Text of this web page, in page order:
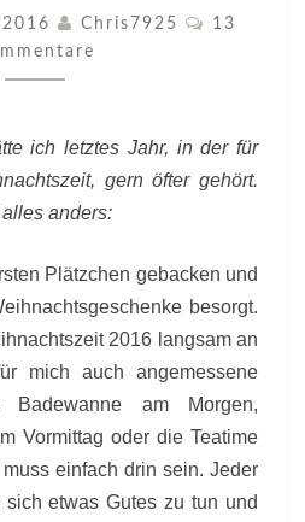
ORIGINS
RITUALI
Chris7925
13
ich letztes Jahr, in der für
gern öfter gehört.
anders:
Plätzchen gebacken und
besorgt.
2016 langsam an
mich auch angemessene
am Morgen,
Vormittag oder die Teatime
einfach drin sein. Jeder
etwas Gutes zu tun und